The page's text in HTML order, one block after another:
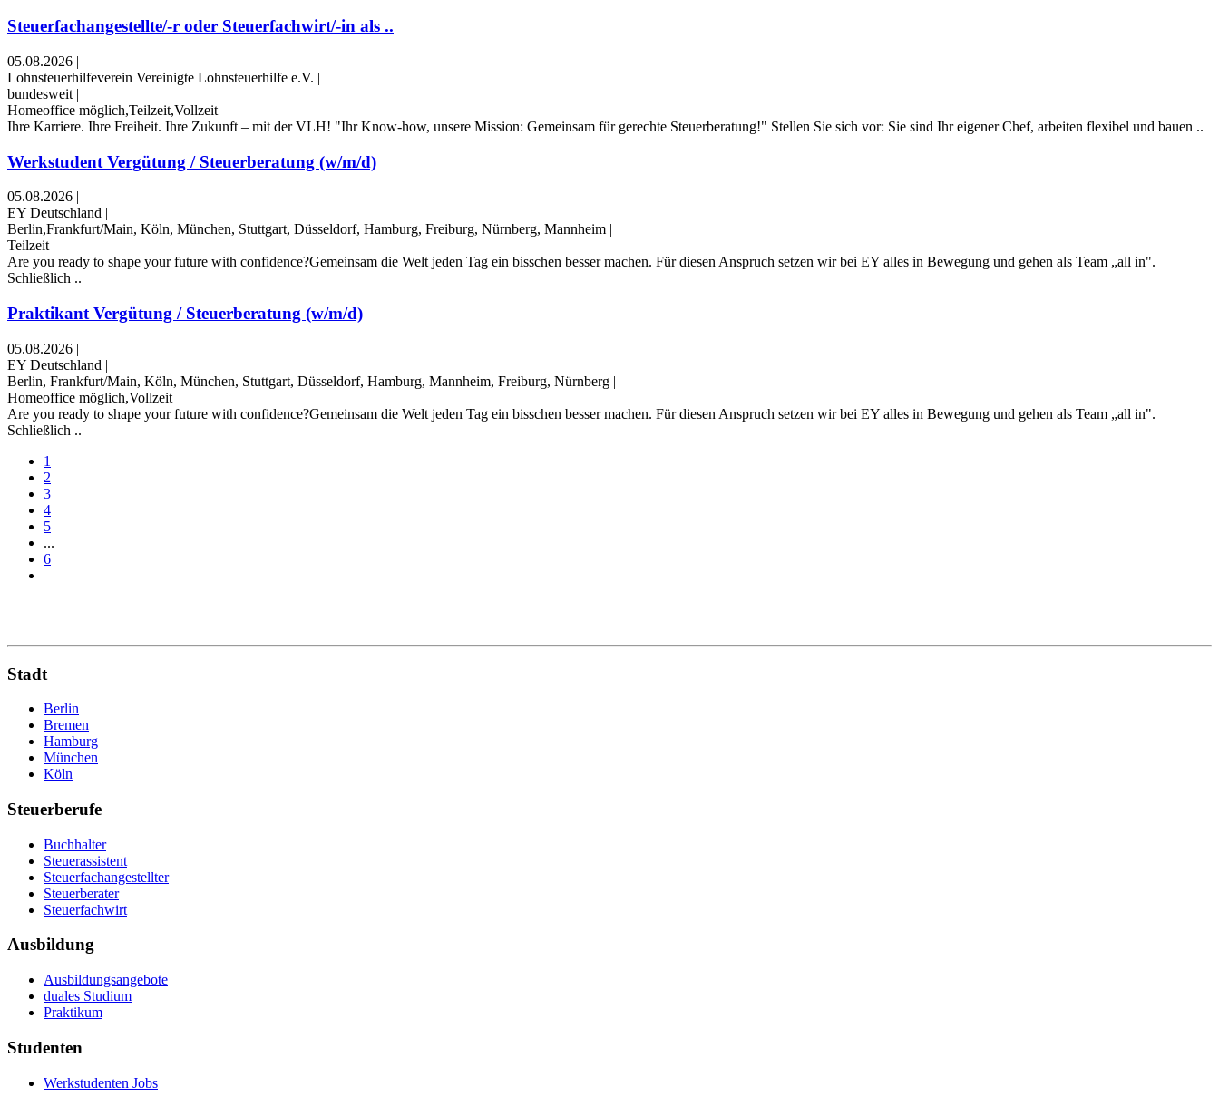
Steuerfachangestellte/-r oder Steuerfachwirt/-in als ..
05.08.2026 |
Lohnsteuerhilfeverein Vereinigte Lohnsteuerhilfe e.V. |
bundesweit |
Homeoffice möglich,Teilzeit,Vollzeit
Ihre Karriere. Ihre Freiheit. Ihre Zukunft – mit der VLH! "Ihr Know-how, unsere Mission: Gemeinsam für gerechte Steuerberatung!" Stellen Sie sich vor: Sie sind Ihr eigener Chef, arbeiten flexibel und bauen ..
Werkstudent Vergütung / Steuerberatung (w/m/d)
05.08.2026 |
EY Deutschland |
Berlin,Frankfurt/Main, Köln, München, Stuttgart, Düsseldorf, Hamburg, Freiburg, Nürnberg, Mannheim |
Teilzeit
Are you ready to shape your future with confidence?Gemeinsam die Welt jeden Tag ein bisschen besser machen. Für diesen Anspruch setzen wir bei EY alles in Bewegung und gehen als Team „all in".
Schließlich ..
Praktikant Vergütung / Steuerberatung (w/m/d)
05.08.2026 |
EY Deutschland |
Berlin, Frankfurt/Main, Köln, München, Stuttgart, Düsseldorf, Hamburg, Mannheim, Freiburg, Nürnberg |
Homeoffice möglich,Vollzeit
Are you ready to shape your future with confidence?Gemeinsam die Welt jeden Tag ein bisschen besser machen. Für diesen Anspruch setzen wir bei EY alles in Bewegung und gehen als Team „all in".
Schließlich ..
1
2
3
4
5
...
6
Stadt
Berlin
Bremen
Hamburg
München
Köln
Steuerberufe
Buchhalter
Steuerassistent
Steuerfachangestellter
Steuerberater
Steuerfachwirt
Ausbildung
Ausbildungsangebote
duales Studium
Praktikum
Studenten
Werkstudenten Jobs